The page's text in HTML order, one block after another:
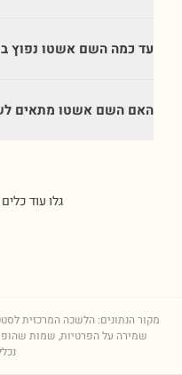
עד כמה השם אשטו נפוץ
האם השם אשטו מתאים
גלו עוד
מקור הנתונים: הלשכה המרכזית